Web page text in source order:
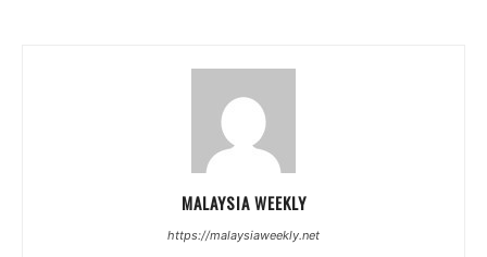
MALAYSIA WEEKLY
https://malaysiaweekly.net